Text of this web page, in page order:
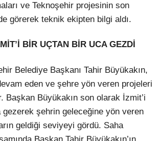
ve Teknoşehir projesinin son
görerek teknik ekipten bilgi aldı.
BİR UÇTAN BİR UCA GEZDİ
Belediye Başkanı Tahir Büyükakın,
eden ve şehre yön veren projeleri
Başkan Büyükakın son olarak İzmit’i
şehrin geleceğine yön veren
geldiği seviyeyi gördü. Saha
Başkan Tahir Büyükakın’ın